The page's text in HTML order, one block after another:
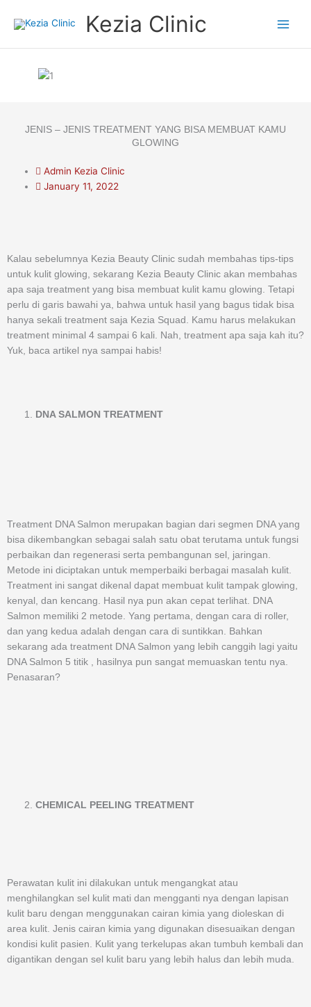
Kezia Clinic
JENIS – JENIS TREATMENT YANG BISA MEMBUAT KAMU
GLOWING
Admin Kezia Clinic
January 11, 2022
Kalau sebelumnya Kezia Beauty Clinic sudah membahas tips-tips
untuk kulit glowing, sekarang Kezia Beauty Clinic akan membahas
apa saja treatment yang bisa membuat kulit kamu glowing. Tetapi
perlu di garis bawahi ya, bahwa untuk hasil yang bagus tidak bisa
hanya sekali treatment saja Kezia Squad. Kamu harus melakukan
treatment minimal 4 sampai 6 kali. Nah, treatment apa saja kah itu?
Yuk, baca artikel nya sampai habis!
DNA SALMON TREATMENT
Treatment DNA Salmon merupakan bagian dari segmen DNA yang
bisa dikembangkan sebagai salah satu obat terutama untuk fungsi
perbaikan dan regenerasi serta pembangunan sel, jaringan.
Metode ini diciptakan untuk memperbaiki berbagai masalah kulit.
Treatment ini sangat dikenal dapat membuat kulit tampak glowing,
kenyal, dan kencang. Hasil nya pun akan cepat terlihat. DNA
Salmon memiliki 2 metode. Yang pertama, dengan cara di roller,
dan yang kedua adalah dengan cara di suntikkan. Bahkan
sekarang ada treatment DNA Salmon yang lebih canggih lagi yaitu
DNA Salmon 5 titik , hasilnya pun sangat memuaskan tentu nya.
Penasaran?
CHEMICAL PEELING TREATMENT
Perawatan kulit ini dilakukan untuk mengangkat atau
menghilangkan sel kulit mati dan mengganti nya dengan lapisan
kulit baru dengan menggunakan cairan kimia yang dioleskan di
area kulit. Jenis cairan kimia yang digunakan disesuaikan dengan
kondisi kulit pasien. Kulit yang terkelupas akan tumbuh kembali dan
digantikan dengan sel kulit baru yang lebih halus dan lebih muda.